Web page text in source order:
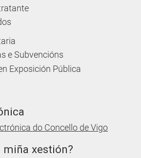
e Subvencións
Exposición Pública
do Concello de Vigo
miña xestión?